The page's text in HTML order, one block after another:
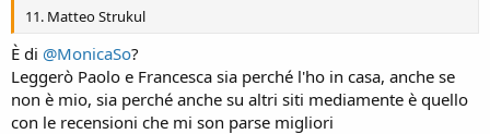
11. Matteo Strukul
È di @MonicaSo?
Leggerò Paolo e Francesca sia perché l'ho in casa, anche se
non è mio, sia perché anche su altri siti mediamente è quello
con le recensioni che mi son parse migliori